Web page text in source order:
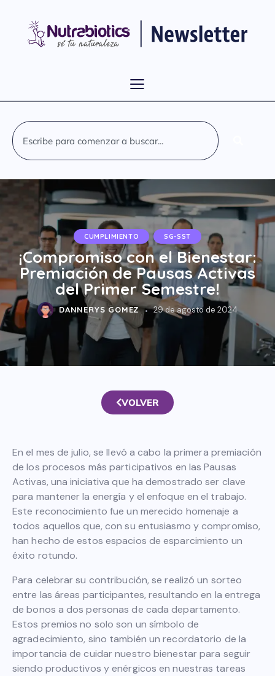
CUMPLIMIENTO SG-SST
¡Compromiso con el Bienestar:
Premiación de Pausas Activas
del Primer Semestre!​
DANNERYS GOMEZ 29 de agosto de 2024
VOLVER
En el mes de julio, se llevó a cabo la primera premiación
de los procesos más participativos en las Pausas
Activas, una iniciativa que ha demostrado ser clave
para mantener la energía y el enfoque en el trabajo.
Este reconocimiento fue un merecido homenaje a
todos aquellos que, con su entusiasmo y compromiso,
han hecho de estos espacios de esparcimiento un
éxito rotundo.
Para celebrar su contribución, se realizó un sorteo
entre las áreas participantes, resultando en la entrega
de bonos a dos personas de cada departamento.
Estos premios no solo son un símbolo de
agradecimiento, sino también un recordatorio de la
importancia de cuidar nuestro bienestar para seguir
siendo productivos y enérgicos en nuestras tareas